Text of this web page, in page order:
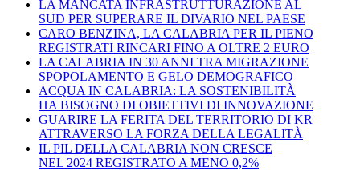
LA MANCATA INFRASTRUTTURAZIONE AL
SUD PER SUPERARE IL DIVARIO NEL PAESE
CARO BENZINA, LA CALABRIA PER IL PIENO
REGISTRATI RINCARI FINO A OLTRE 2 EURO
LA CALABRIA IN 30 ANNI TRA MIGRAZIONE
SPOPOLAMENTO E GELO DEMOGRAFICO
ACQUA IN CALABRIA: LA SOSTENIBILITÀ
HA BISOGNO DI OBIETTIVI DI INNOVAZIONE
GUARIRE LA FERITA DEL TERRITORIO DI KR
ATTRAVERSO LA FORZA DELLA LEGALITÀ
IL PIL DELLA CALABRIA NON CRESCE
NEL 2024 REGISTRATO A MENO 0,2%